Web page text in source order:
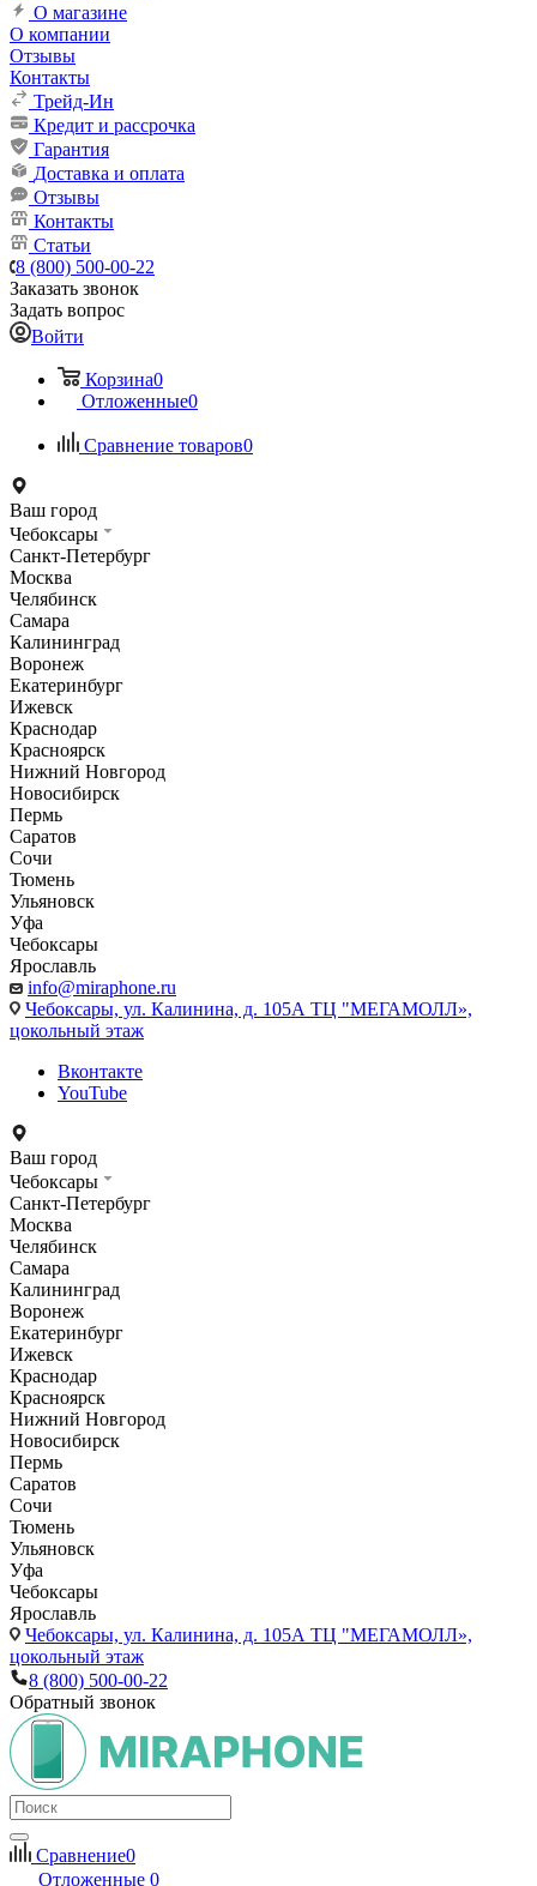
О магазине
О компании
Отзывы
Контакты
Трейд-Ин
Кредит и рассрочка
Гарантия
Доставка и оплата
Отзывы
Контакты
Статьи
8 (800) 500-00-22
Заказать звонок
Задать вопрос
Войти
Корзина0
Отложенные0
Сравнение товаров0
Ваш город
Чебоксары
Санкт-Петербург
Москва
Челябинск
Самара
Калининград
Воронеж
Екатеринбург
Ижевск
Краснодар
Красноярск
Нижний Новгород
Новосибирск
Пермь
Саратов
Сочи
Тюмень
Ульяновск
Уфа
Чебоксары
Ярославль
info@miraphone.ru
Чебоксары, ул. Калинина, д. 105А ТЦ "МЕГАМОЛЛ»,
цокольный этаж
Вконтакте
YouTube
Ваш город
Чебоксары
Санкт-Петербург
Москва
Челябинск
Самара
Калининград
Воронеж
Екатеринбург
Ижевск
Краснодар
Красноярск
Нижний Новгород
Новосибирск
Пермь
Саратов
Сочи
Тюмень
Ульяновск
Уфа
Чебоксары
Ярославль
Чебоксары, ул. Калинина, д. 105А ТЦ "МЕГАМОЛЛ»,
цокольный этаж
8 (800) 500-00-22
Обратный звонок
Сравнение0
Отложенные 0